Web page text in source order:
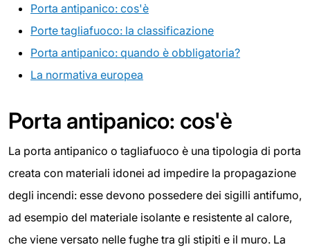
Porta antipanico: cos'è
Porte tagliafuoco: la classificazione
Porta antipanico: quando è obbligatoria?
La normativa europea
Porta antipanico: cos'è
La porta antipanico o tagliafuoco è una tipologia di porta
creata con materiali idonei ad impedire la propagazione
degli incendi: esse devono possedere dei sigilli antifumo,
ad esempio del materiale isolante e resistente al calore,
che viene versato nelle fughe tra gli stipiti e il muro. La